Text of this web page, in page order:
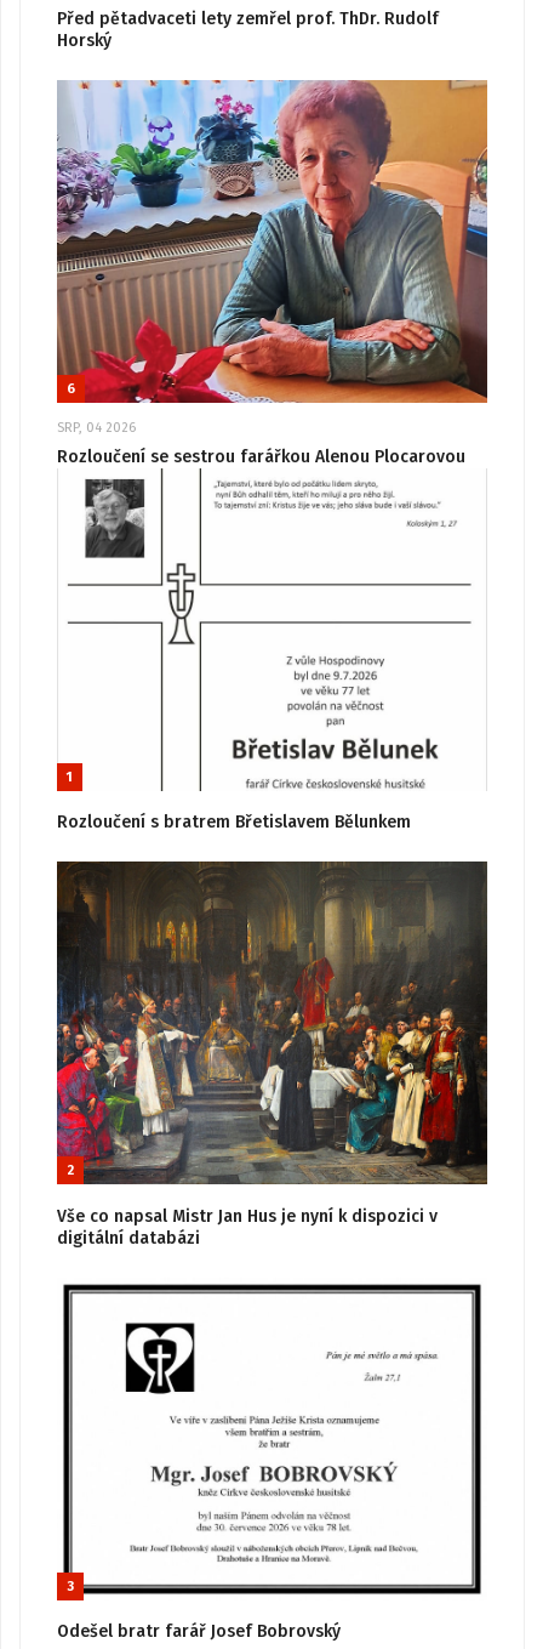
Před pětadvaceti lety zemřel prof. ThDr. Rudolf
Horský
6
SRP, 04 2026
Rozloučení se sestrou farářkou Alenou Plocarovou
1
Rozloučení s bratrem Břetislavem Bělunkem
2
Vše co napsal Mistr Jan Hus je nyní k dispozici v
digitální databázi
3
Odešel bratr farář Josef Bobrovský